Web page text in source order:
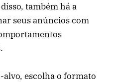
também há a
seus anúncios com
escolha o formato